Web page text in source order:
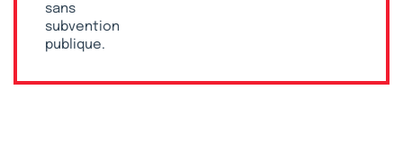
sans
subvention
publique.